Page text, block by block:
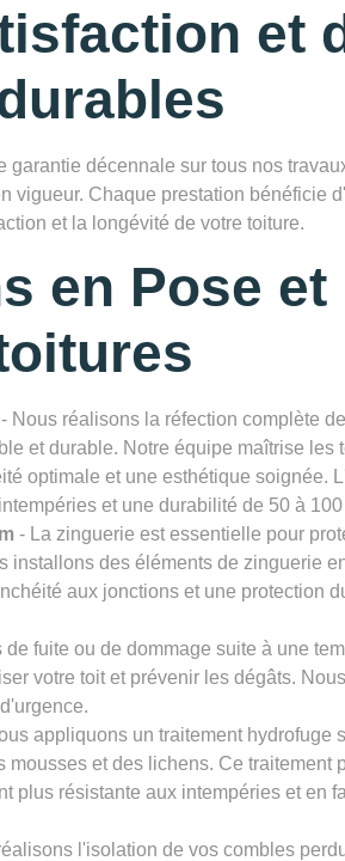
et
garantie décennale sur tous nos
vigueur. Chaque prestation bénéficie
et la longévité de votre toiture.
en Pose et
- Nous réalisons la réfection complète
et durable. Notre équipe maîtrise les
optimale et une esthétique soignée.
et une durabilité de 50 à 100
- La zinguerie est essentielle pour
installons des éléments de zinguerie
aux jonctions et une protection
de fuite ou de dommage suite à une
votre toit et prévenir les dégâts.
appliquons un traitement hydrofuge
et des lichens. Ce traitement
plus résistante aux intempéries et en
l'isolation de vos combles